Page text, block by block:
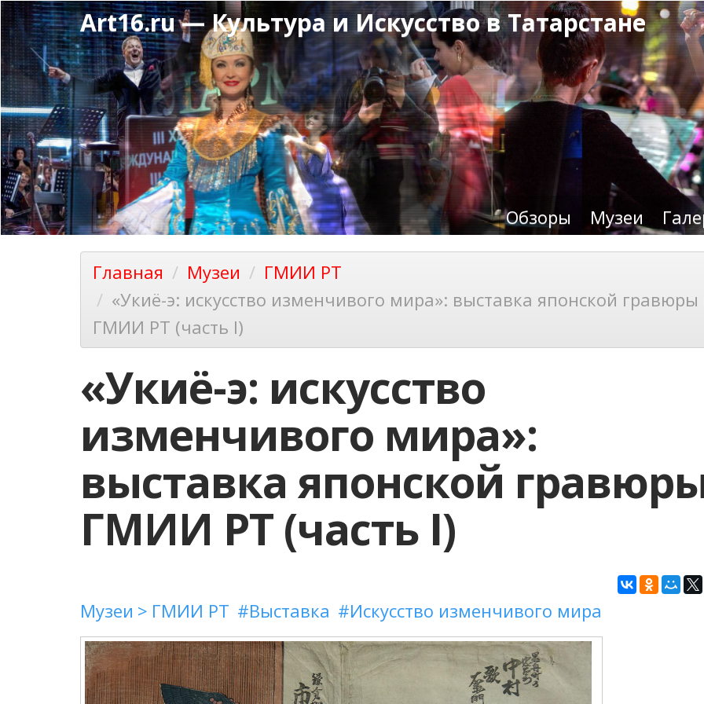
Перейти
к
основному
содержанию
Art16.ru — Культура и Искусство в Татарстане
Обзоры Музеи
Главная Музеи
ГМИИ РТ
«Укиё-э: искусство изменчивого мира»: выставка японской гравюры
ГМИИ РТ (часть I)
«Укиё-э: искусство
изменчивого мира»:
выставка японской
ГМИИ РТ (часть I)
Музеи ГМИИ РТ Выставка Искусство изменчивого мира